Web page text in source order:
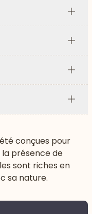
Plus
Plus
Plus
conçues pour
présence de
sont riches en
sa nature.